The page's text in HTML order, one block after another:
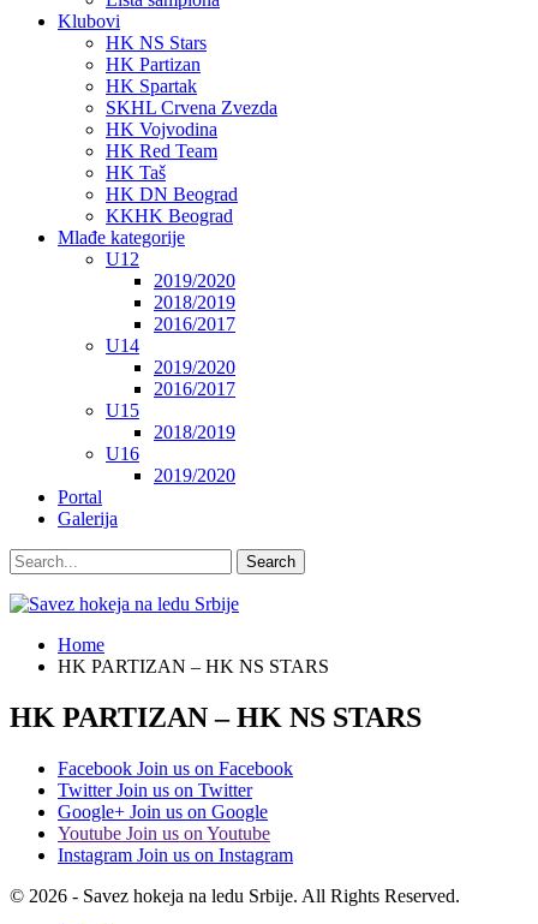
Klubovi
HK NS Stars
HK Partizan
HK Spartak
SKHL Crvena Zvezda
HK Vojvodina
HK Red Team
HK Taš
HK DN Beograd
KKHK Beograd
Mlađe kategorije
U12
2019/2020
2018/2019
2016/2017
U14
2019/2020
2016/2017
U15
2018/2019
U16
2019/2020
Portal
Galerija
Home
HK PARTIZAN – HK NS STARS
HK PARTIZAN – HK NS STARS
Facebook Join us on Facebook
Twitter Join us on Twitter
Google+ Join us on Google
Youtube Join us on Youtube
Instagram Join us on Instagram
© 2026 - Savez hokeja na ledu Srbije. All Rights Reserved.